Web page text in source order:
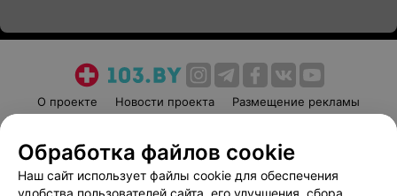
О проекте Новости проекта
Размещение рекламы
Пользовательское соглашение
Способы оплаты
Вакансии
Партнеры
Обработка файлов cookie
Наш сайт использует файлы cookie для обеспечения
удобства пользователей сайта, его улучшения, сбора